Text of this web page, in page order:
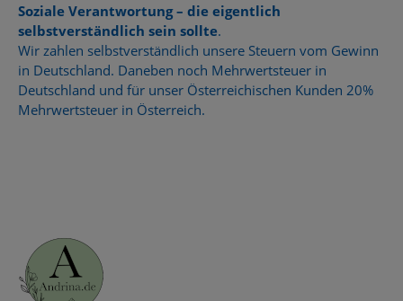
Soziale Verantwortung – die eigentlich
selbstverständlich sein sollte.
Wir zahlen selbstverständlich unsere Steuern vom Gewinn
in Deutschland. Daneben noch Mehrwertsteuer in
Deutschland und für unser Österreichischen Kunden 20%
Mehrwertsteuer in Österreich.